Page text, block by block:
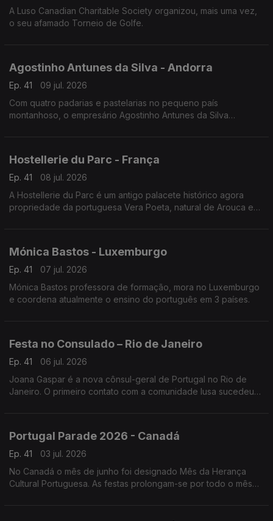
A Luso Canadian Charitable Society organizou, mais uma vez,
o seu afamado Torneio de Golfe.
Agostinho Antunes da Silva - Andorra
Ep. 41
09 jul. 2026
Com quatro padarias e pastelarias no pequeno país
montanhoso, o empresário Agostinho Antunes da Silva
Hostellerie du Parc - França
Ep. 41
08 jul. 2026
A Hostellerie du Parc é um antigo palacete histórico agora
propriedade da portuguesa Vera Poeta, natural de Arouca e
Mónica Bastos - Luxemburgo
Ep. 41
07 jul. 2026
Mónica Bastos professora de formação, mora no Luxemburgo
e coordena atualmente o ensino do português em 3 países.
Festa no Consulado – Rio de Janeiro
Ep. 41
06 jul. 2026
Joana Gaspar é a nova cônsul-geral de Portugal no Rio de
Janeiro. O primeiro contato com a comunidade lusa sucedeu
Portugal Parade 2026 - Canadá
Ep. 41
03 jul. 2026
No Canadá o mês de junho foi designado Mês da Herança
Cultural Portuguesa. As festas prolongam-se por todo o mês